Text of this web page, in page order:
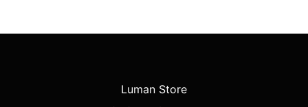
Luman Store